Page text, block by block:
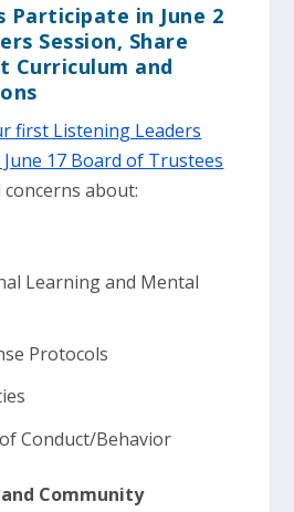
Participate in June 2
Session, Share
Curriculum and
first Listening Leaders
17 Board of Trustees
concerns about:
Learning and Mental
Protocols
Conduct/Behavior
Community